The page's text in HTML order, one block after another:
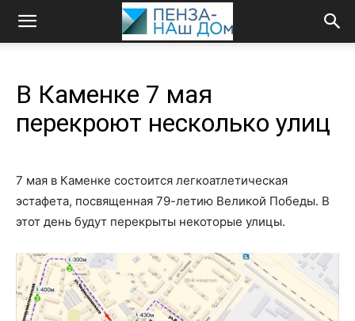
В Каменке 7 мая
перекроют несколько улиц
7 мая в Каменке состоится легкоатлетическая
эстафета, посвященная 79-летию Великой Победы. В
этот день будут перекрыты некоторые улицы.